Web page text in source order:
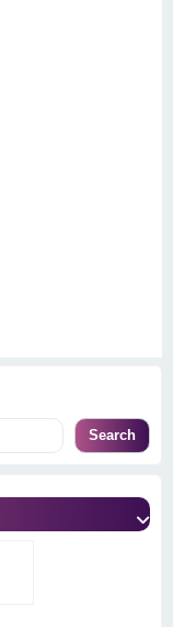
Search